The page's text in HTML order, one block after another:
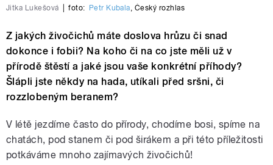
Jitka Lukešová foto: Petr Kubala, Český rozhlas
Z jakých živočichů máte doslova hrůzu či snad
dokonce i fobii? Na koho či na co jste měli už v
přírodě štěstí a jaké jsou vaše konkrétní příhody?
Šlápli jste někdy na hada, utíkali před sršni, či
rozzlobeným beranem?
V létě jezdíme často do přírody, chodíme bosi, spíme na
chatách, pod stanem či pod širákem a při této příležitosti
potkáváme mnoho zajímavých živočichů!